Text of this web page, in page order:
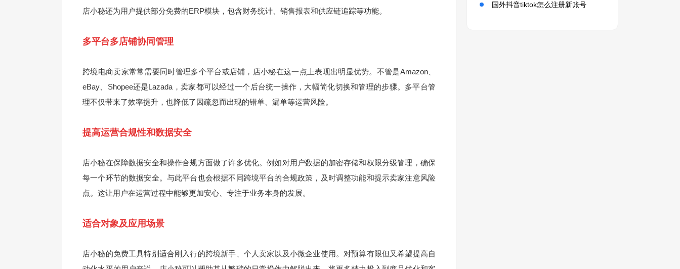
店小秘还为用户提供部分免费的ERP模块，包含财务统计、销售报表和供应链追踪等功能。
多平台多店铺协同管理
跨境电商卖家常常需要同时管理多个平台或店铺，店小秘在这一点上表现出明显优势。不管是Amazon、
eBay、Shopee还是Lazada，卖家都可以经过一个后台统一操作，大幅简化切换和管理的步骤。多平台管
理不仅带来了效率提升，也降低了因疏忽而出现的错单、漏单等运营风险。
提高运营合规性和数据安全
店小秘在保障数据安全和操作合规方面做了许多优化。例如对用户数据的加密存储和权限分级管理，确保
每一个环节的数据安全。与此平台也会根据不同跨境平台的合规政策，及时调整功能和提示卖家注意风险
点。这让用户在运营过程中能够更加安心、专注于业务本身的发展。
适合对象及应用场景
店小秘的免费工具特别适合刚入行的跨境新手、个人卖家以及小微企业使用。对预算有限但又希望提高自
国外抖音tiktok怎么注册新账号